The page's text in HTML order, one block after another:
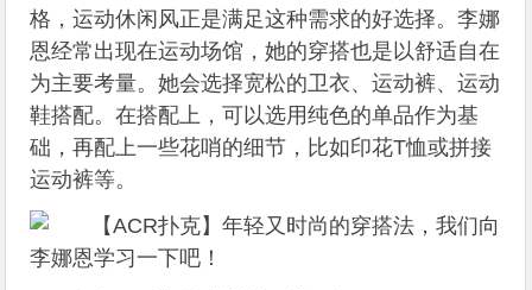
格，运动休闲风正是满足这种需求的好选择。李娜
恩经常出现在运动场馆，她的穿搭也是以舒适自在
为主要考量。她会选择宽松的卫衣、运动裤、运动
鞋搭配。在搭配上，可以选用纯色的单品作为基
础，再配上一些花哨的细节，比如印花T恤或拼接
运动裤等。